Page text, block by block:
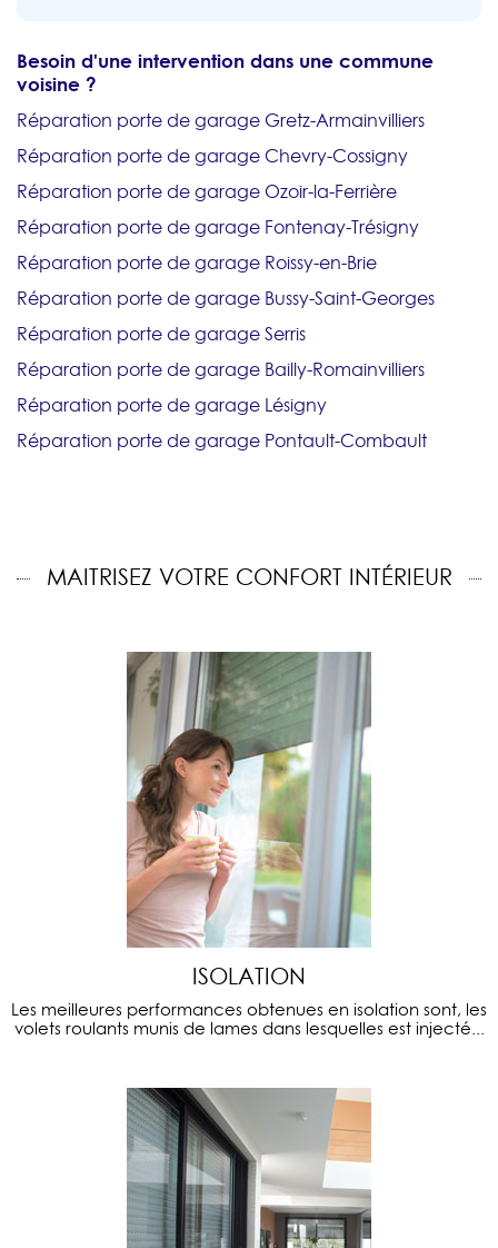
Besoin d'une intervention dans une commune
voisine ?
Réparation porte de garage Gretz-Armainvilliers
Réparation porte de garage Chevry-Cossigny
Réparation porte de garage Ozoir-la-Ferrière
Réparation porte de garage Fontenay-Trésigny
Réparation porte de garage Roissy-en-Brie
Réparation porte de garage Bussy-Saint-Georges
Réparation porte de garage Serris
Réparation porte de garage Bailly-Romainvilliers
Réparation porte de garage Lésigny
Réparation porte de garage Pontault-Combault
MAITRISEZ VOTRE CONFORT INTÉRIEUR
ISOLATION
Les meilleures performances obtenues en isolation sont, les
volets roulants munis de lames dans lesquelles est injecté...